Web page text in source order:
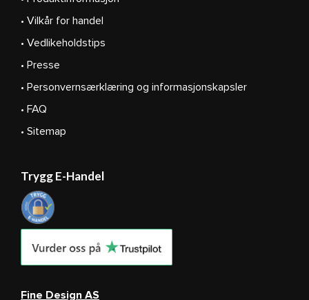
• Vilkår for handel
• Vedlikeholdstips
• Presse
• Personvernsærklæring og informasjonskapsler
• FAQ
• Sitemap
Trygg E-Handel
Fine Design AS